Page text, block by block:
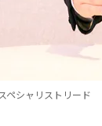
シャリストリード